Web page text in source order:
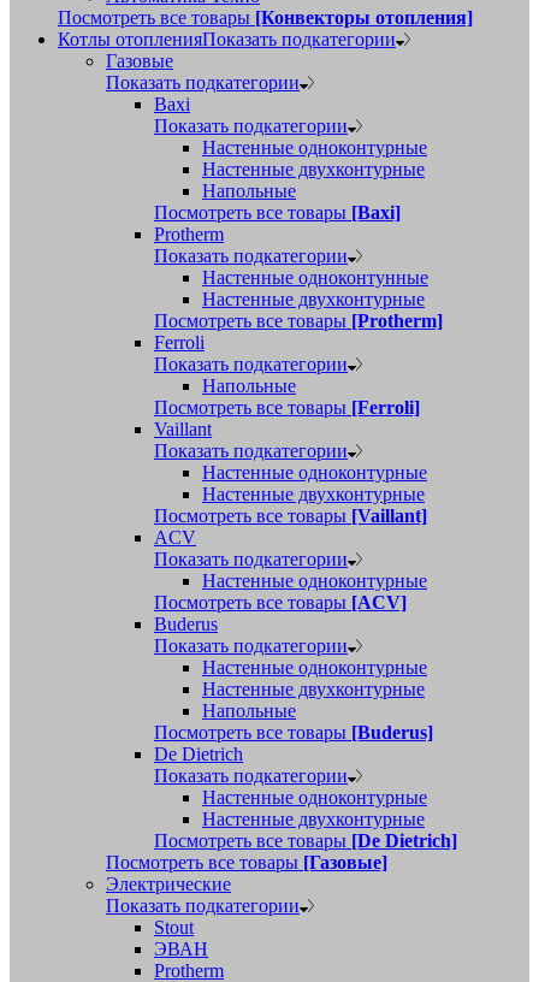
Посмотреть все товары [Конвекторы отопления]
Котлы отопленияПоказать подкатегории
Газовые
Показать подкатегории
Baxi
Показать подкатегории
Настенные одноконтурные
Настенные двухконтурные
Напольные
Посмотреть все товары [Baxi]
Protherm
Показать подкатегории
Настенные одноконтунные
Настенные двухконтурные
Посмотреть все товары [Protherm]
Ferroli
Показать подкатегории
Напольные
Посмотреть все товары [Ferroli]
Vaillant
Показать подкатегории
Настенные одноконтурные
Настенные двухконтурные
Посмотреть все товары [Vaillant]
ACV
Показать подкатегории
Настенные одноконтурные
Посмотреть все товары [ACV]
Buderus
Показать подкатегории
Настенные одноконтурные
Настенные двухконтурные
Напольные
Посмотреть все товары [Buderus]
De Dietrich
Показать подкатегории
Настенные одноконтурные
Настенные двухконтурные
Посмотреть все товары [De Dietrich]
Посмотреть все товары [Газовые]
Электрические
Показать подкатегории
Stout
ЭВАН
Protherm